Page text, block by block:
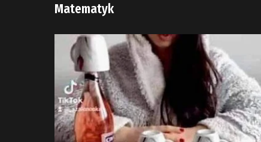
Matematyk